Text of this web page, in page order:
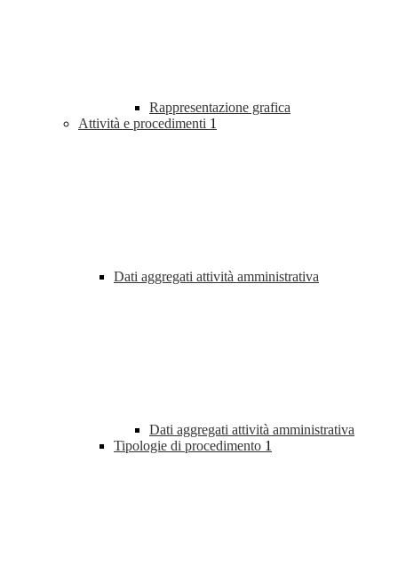
Rappresentazione grafica
Attività e procedimenti 1
Dati aggregati attività amministrativa
Dati aggregati attività amministrativa
Tipologie di procedimento 1